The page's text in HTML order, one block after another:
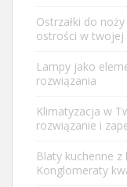
Ostrzałki do
ostrości w twojej
Lampy jako
rozwiązania
Klimatyzacja w
rozwiązanie i
Blaty kuchenne
Konglomeraty